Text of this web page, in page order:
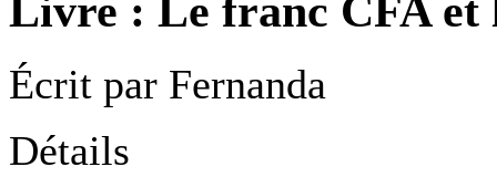
Écrit par Fernanda
Détails